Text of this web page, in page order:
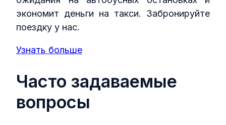
экономит деньги на такси. Забронируйте
поездку у нас.
Узнать больше
Часто задаваемые
вопросы